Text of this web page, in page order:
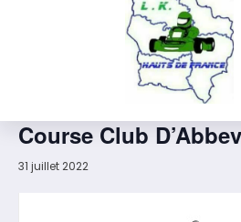
Hauts de France et de ses
« Tous les Évènements
Cet évènement est passé.
Course Club
31 juillet 2022